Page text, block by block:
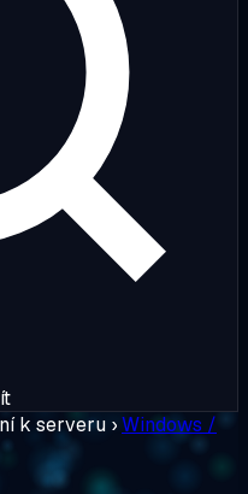
k serveru ›Windows /